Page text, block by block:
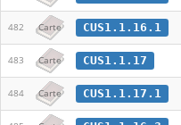
482 Carte CUS1.1.16.1
483 Carte CUS1.1.17
484 Carte CUS1.1.17.1